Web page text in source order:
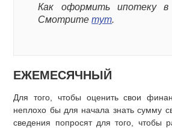
Как оформить ипотеку в
Смотритетут.
ЕЖЕМЕСЯЧНЫЙ
Для того, чтобы оценить свои
неплохо бы для начала знать сумму
сведения попросят для того, чтобы